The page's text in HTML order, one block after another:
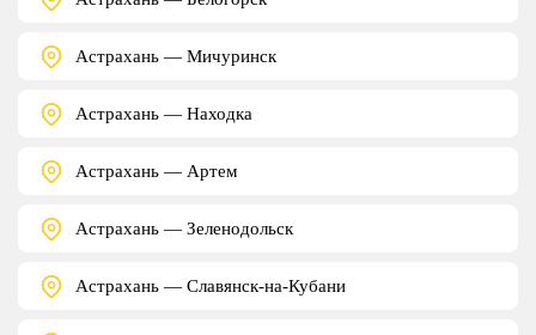
Астрахань — Мичуринск
Астрахань — Находка
Астрахань — Артем
Астрахань — Зеленодольск
Астрахань — Славянск-на-Кубани